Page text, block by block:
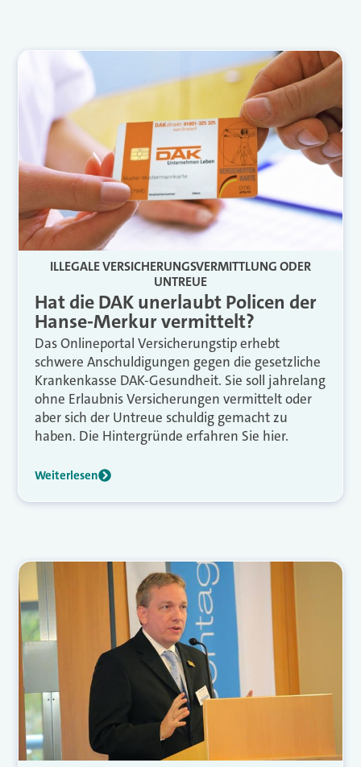
ILLEGALE VERSICHERUNGSVERMITTLUNG ODER
UNTREUE
Hat die DAK unerlaubt Policen der
Hanse-Merkur vermittelt?
Das Onlineportal Versicherungstip erhebt
schwere Anschuldigungen gegen die gesetzliche
Krankenkasse DAK-Gesundheit. Sie soll jahrelang
ohne Erlaubnis Versicherungen vermittelt oder
aber sich der Untreue schuldig gemacht zu
haben. Die Hintergründe erfahren Sie hier.
Weiterlesen